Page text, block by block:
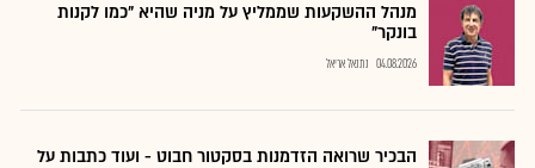
מנהל ההשקעות שממליץ על מניה שהיא "כמו לקנות
בונקר"
04.08.2026 נתנאל אריאל
הבכיר שרואה הזדמנות בסקטור חבוט - ועוד כתבות על